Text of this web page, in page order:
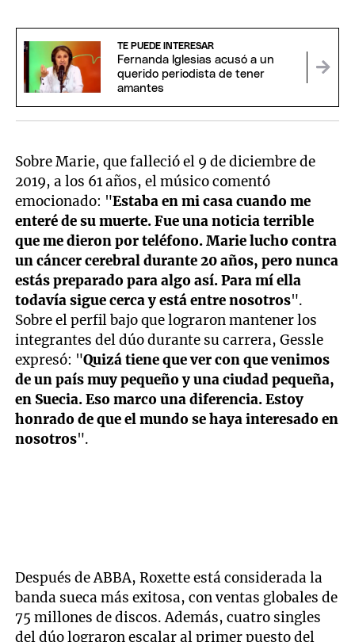
TE PUEDE INTERESAR
Fernanda Iglesias acusó a un
querido periodista de tener
amantes
Sobre Marie, que falleció el 9 de diciembre de
2019, a los 61 años, el músico comentó
emocionado: "Estaba en mi casa cuando me
enteré de su muerte. Fue una noticia terrible
que me dieron por teléfono. Marie lucho contra
un cáncer cerebral durante 20 años, pero nunca
estás preparado para algo así. Para mí ella
todavía sigue cerca y está entre nosotros".
Sobre el perfil bajo que lograron mantener los
integrantes del dúo durante su carrera, Gessle
expresó: "Quizá tiene que ver con que venimos
de un país muy pequeño y una ciudad pequeña,
en Suecia. Eso marco una diferencia. Estoy
honrado de que el mundo se haya interesado en
nosotros".
Después de ABBA, Roxette está considerada la
banda sueca más exitosa, con ventas globales de
75 millones de discos. Además, cuatro singles
del dúo lograron escalar al primer puesto del